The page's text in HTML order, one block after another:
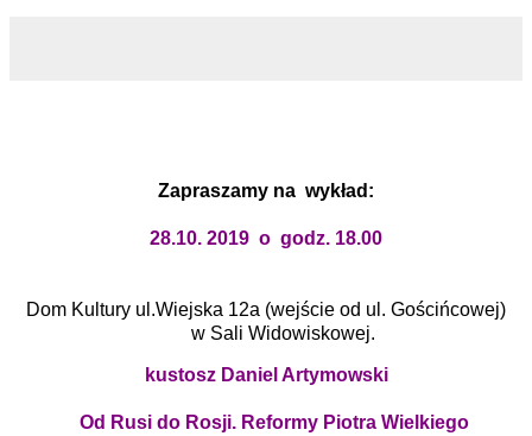
Zapraszamy na wykład:
28.10. 2019 o godz. 18.00
Dom Kultury ul.Wiejska 12a (wejście od ul. Gościńcowej)
w Sali Widowiskowej.
kustosz Daniel Artymowski
Od Rusi do Rosji. Reformy Piotra Wielkiego